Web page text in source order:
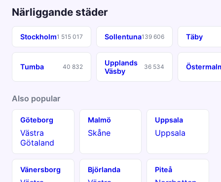
Närliggande städer
Stockholm1 515 017 Sollentuna139 606 Täby
Tumba 40 832
Upplands
Väsby
36 534
Also popular
Göteborg
Västra
Götaland
Malmö
Skåne
Uppsala
Uppsala
Vänersborg Björlanda Piteå